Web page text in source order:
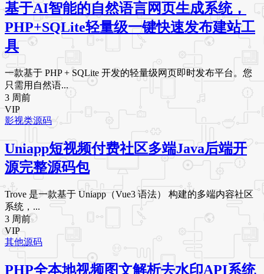
基于AI智能的自然语言网页生成系统，
PHP+SQLite轻量级一键快速发布建站工
具
一款基于 PHP + SQLite 开发的轻量级网页即时发布平台。您
只需用自然语...
3 周前
VIP
影视类源码
Uniapp短视频付费社区多端Java后端开
源完整源码包
Trove 是一款基于 Uniapp（Vue3 语法） 构建的多端内容社区
系统，...
3 周前
VIP
其他源码
PHP全本地视频图文解析去水印API系统